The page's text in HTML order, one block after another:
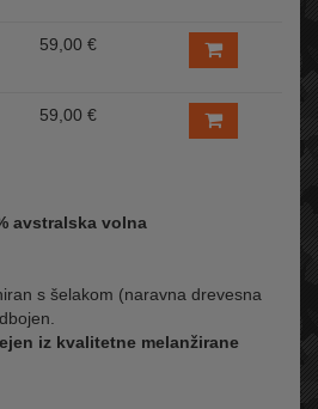
59,00 €
59,00 €
avstralska volna
s šelakom (naravna drevesna
iz kvalitetne melanžirane